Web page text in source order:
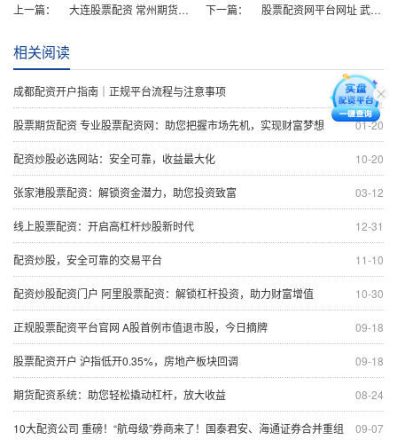
上一篇： 大连股票配资 常州期货配资：解锁财富新高度，助您投资无忧 下一篇： 股票配资网平台网址 武汉配资炒股：解锁财富新高度
相关阅读
07-30
成都配资开户指南｜正规平台流程与注意事项
01-20
股票期货配资 专业股票配资网：助您把握市场先机，实现财富梦想
10-20
配资炒股必选网站：安全可靠，收益最大化
03-12
张家港股票配资：解锁资金潜力，助您投资致富
12-31
线上股票配资：开启高杠杆炒股新时代
11-10
配资炒股，安全可靠的交易平台
10-30
配资炒股配资门户 阿里股票配资：解锁杠杆投资，助力财富增值
09-18
正规股票配资平台官网 A股首例市值退市股，今日摘牌
09-18
股票配资开户 沪指低开0.35%，房地产板块回调
08-24
期货配资系统：助您轻松撬动杠杆，放大收益
09-07
10大配资公司 重磅！“航母级”券商来了！国泰君安、海通证券合并重组